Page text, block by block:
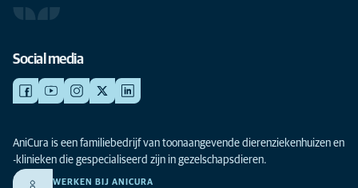
Social media
AniCura is een familiebedrijf van toonaangevende dierenziekenhuizen en
-klinieken die gespecialiseerd zijn in gezelschapsdieren.
WERKEN BIJ ANICURA